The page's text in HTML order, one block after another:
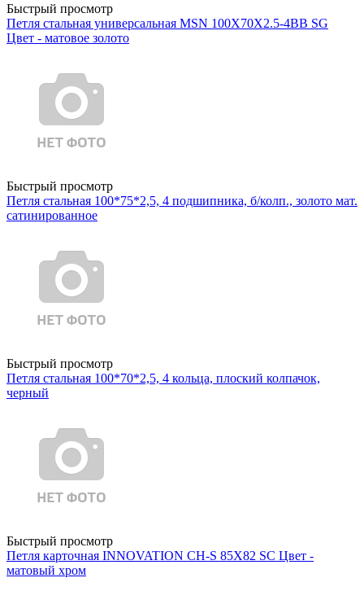
Быстрый просмотр
Петля стальная универсальная MSN 100X70X2.5-4BB SG
Цвет - матовое золото
Быстрый просмотр
Петля стальная 100*75*2,5, 4 подшипника, б/колп., золото мат.
сатинированное
Быстрый просмотр
Петля стальная 100*70*2,5, 4 кольца, плоский колпачок,
черный
Быстрый просмотр
Петля карточная INNOVATION CH-S 85X82 SC Цвет -
матовый хром